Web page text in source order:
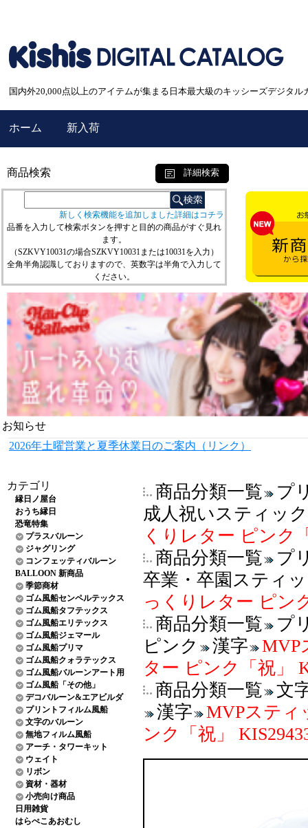
国内外20,000点以上のアイテムが集まる日本最大級のキッシーズデジタル
ホーム 新入荷
商品検索 詳細検索
新しく検索機能を追加しました詳細はコチラ
品番を入力して検索ボタンを押すと目的の商品がすぐ見れ
ます。
（SZKVY10031の場合SZKVY10031または10031を入力）
全角半角認識しておりますので、英数字は半角で入力して
ください。
お知らせ
2026年土曜営業と夏季休業日のご案内（リンク）
カテゴリ
縁日ノ屋台
おうち縁日
恐竜特集
プラスバルーン
ジャグリング
コンフェッティバルーン
BALLOON 新商品
季節商材
ゴム風船センペルテックス
ゴム風船タフテックス
ゴム風船エリテックス
ゴム風船ジェマール
ゴム風船プリマ
ゴム風船クォラテックス
ゴム風船バルーンアート用
ゴム風船「その他」
デコバルーン&エアビルダ
プリントフィルム風船
文字のバルーン
無地フィルム風船
アーチ・タワーキット
ウェイト
リボン
資材・器材
小売向け商品
日用雑貨
はらぺこあおむし
商品分類一覧
プ
成人祝いスティック
くりレター ピンク
商品分類一覧
プ
卒業・卒園スティ
っくりレター ピン
商品分類一覧
プ
ピンク
漢字
MVP
ター ピンク「祝」
商品分類一覧
文
漢字
MVPスティ
ンク「祝」